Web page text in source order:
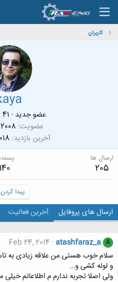
کاربران
عضو جدید ·
عضویت
آخرین بازدید
ارسال ها
205
140
پیدا کردن
ارسال های پروفایل آخرین فعالیت
A
atashfaraz_a
Feb 24, 2014
سلام خوب هستی.من علاقه زیادی به
و لوله کشی و...
ولی اصلا تجربه ندارم م اطلاعاتم